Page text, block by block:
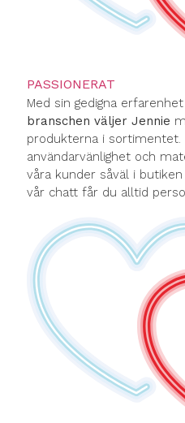
PASSIONERAT
Med sin gedigna
branschen väljer Jennie
produkterna i sortimentet.
användarvänlighet och
våra kunder såväl i
vår chatt får du alltid